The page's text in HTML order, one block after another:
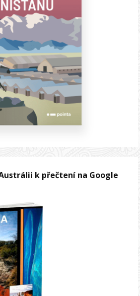
k přečtení na Google